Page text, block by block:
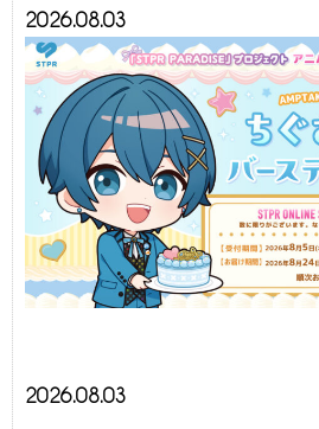
2026.08.03
2026.08.03